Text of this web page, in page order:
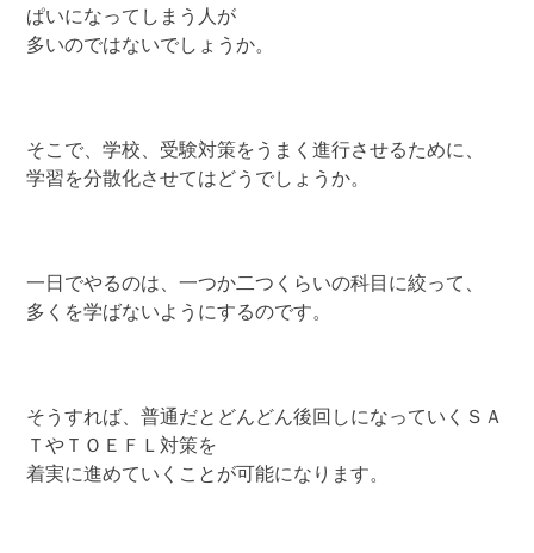
ぱいになってしまう人が
多いのではないでしょうか。
そこで、学校、受験対策をうまく進行させるために、
学習を分散化させてはどうでしょうか。
一日でやるのは、一つか二つくらいの科目に絞って、
多くを学ばないようにするのです。
そうすれば、普通だとどんどん後回しになっていくＳＡ
ＴやＴＯＥＦＬ対策を
着実に進めていくことが可能になります。